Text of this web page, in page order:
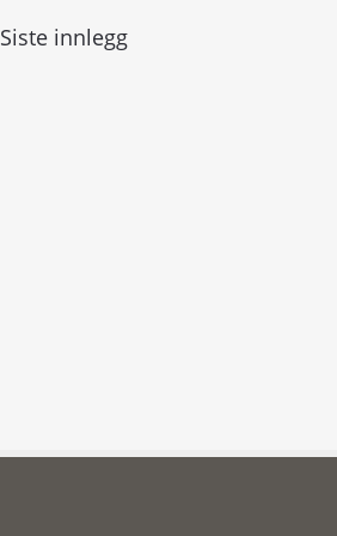
Siste innlegg